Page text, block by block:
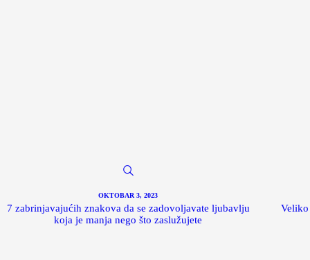
OKTOBAR 3, 2023
7 zabrinjavajućih znakova da se zadovoljavate ljubavlju
koja je manja nego što zaslužujete
Veliko